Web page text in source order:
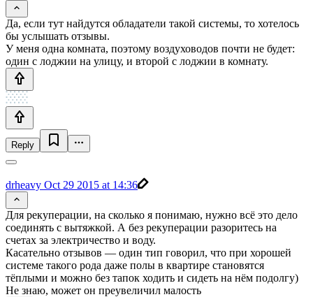
Да, если тут найдутся обладатели такой системы, то хотелось
бы услышать отзывы.
У меня одна комната, поэтому воздуховодов почти не будет:
один с лоджии на улицу, и второй с лоджии в комнату.
Reply
drheavy Oct 29 2015 at 14:36
Для рекуперации, на сколько я понимаю, нужно всё это дело
соединять с вытяжкой. А без рекуперации разоритесь на
счетах за электричество и воду.
Касательно отзывов — один тип говорил, что при хорошей
системе такого рода даже полы в квартире становятся
тёплыми и можно без тапок ходить и сидеть на нём подолгу)
Не знаю, может он преувеличил малость